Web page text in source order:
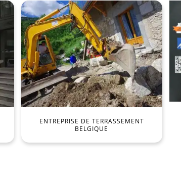
ENTREPRISE DE TERRASSEMENT
BELGIQUE